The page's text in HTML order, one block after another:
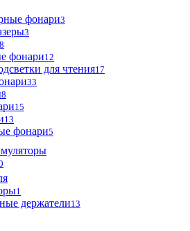
фонари3
3
8
фонари12
для чтения17
33
8
15
13
фонари5
1
держатели13